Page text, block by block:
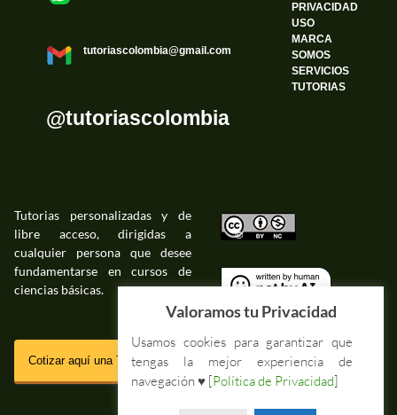
tutoriascolombia@gmail.com
@tutoriascolombia
PRIVACIDAD
USO
MARCA
SOMOS
SERVICIOS
TUTORIAS
Tutorias personalizadas y de
libre acceso, dirigidas a
cualquier persona que desee
fundamentarse en cursos de
ciencias básicas.
Cotizar aquí una Tutoria Web
©
©
SSL
Valoramos tu Privacidad
Usamos cookies para garantizar que
tengas la mejor experiencia de
navegación ♥ [Política de Privacidad]